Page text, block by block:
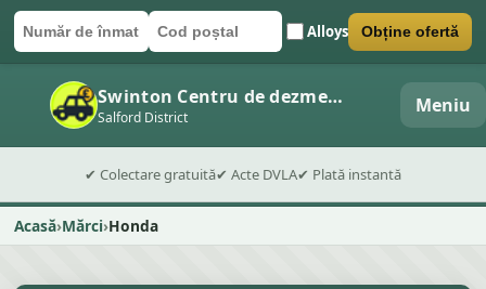
Număr de înmatriculare
Cod poștal Alloys
Trimite formularul Obține ofertă
Swinton Centru de dezmembrări auto
Salford District Meniu
✔ Colectare gratuită✔ Acte DVLA✔ Plată instantă
Acasă Mărci Honda